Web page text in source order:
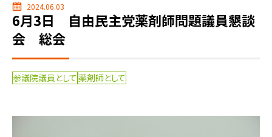
2024.06.03
6月3日 自由民主党薬剤師問題議員懇談
会 総会
参議院議員として 薬剤師として